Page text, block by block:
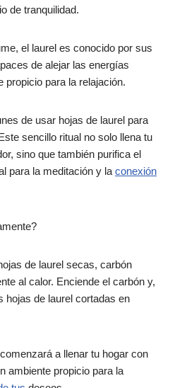
de tranquilidad.
el laurel es conocido por sus
de alejar las energías
propicio para la relajación.
de usar hojas de laurel para
sencillo ritual no solo llena tu
sino que también purifica el
para la meditación y la conexión
de laurel secas, carbón
al calor. Enciende el carbón y,
hojas de laurel cortadas en
a llenar tu hogar con
ambiente propicio para la